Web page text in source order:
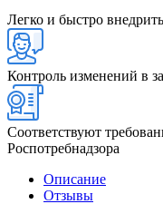
Легко и быстро внедрить
Контроль изменений в
Соответствуют
Роспотребнадзора
Описание
Отзывы